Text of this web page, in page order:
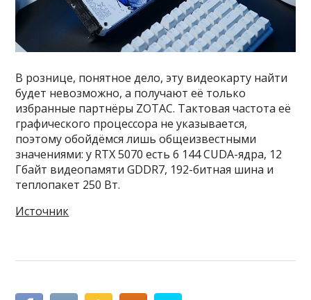
В рознице, понятное дело, эту видеокарту найти
будет невозможно, а получают её только
избранные партнёры ZOTAC. Тактовая частота её
графического процессора не указывается,
поэтому обойдёмся лишь общеизвестными
значениями: у RTX 5070 есть 6 144 CUDA-ядра, 12
Гбайт видеопамяти GDDR7, 192-битная шина и
теплопакет 250 Вт.
Источник